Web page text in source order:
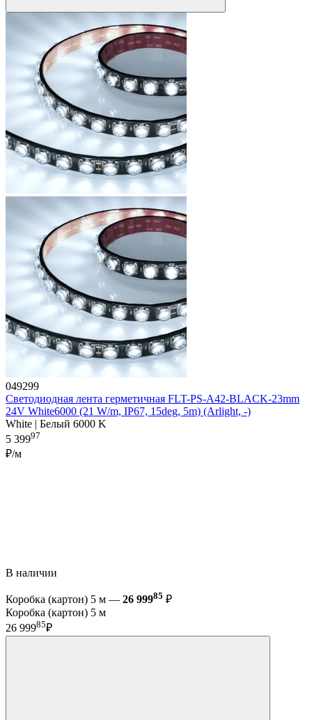
049299
Светодиодная лента герметичная FLT-PS-A42-BLACK-23mm
24V White6000 (21 W/m, IP67, 15deg, 5m) (Arlight, -)
White | Белый 6000 K
5 39997
₽/м
В наличии
Коробка (картон) 5 м — 26 99985 ₽
Коробка (картон) 5 м
26 99985₽